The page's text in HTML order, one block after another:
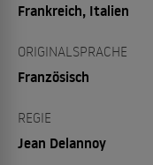
Frankreich, Italien
ORIGINALSPRACHE
Französisch
REGIE
Jean Delannoy